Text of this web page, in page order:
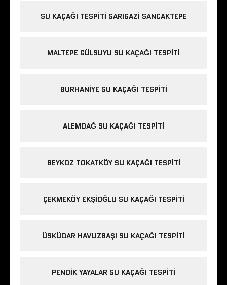
SU KAÇAĞI TESPITI SARIGAZI SANCAKTEPE
MALTEPE GÜLSUYU SU KAÇAĞI TESPITI
BURHANIYE SU KAÇAĞI TESPITI
ALEMDAĞ SU KAÇAĞI TESPITI
BEYKOZ TOKATKÖY SU KAÇAĞI TESPITI
ÇEKMEKÖY EKŞIOĞLU SU KAÇAĞI TESPITI
ÜSKÜDAR HAVUZBAŞI SU KAÇAĞI TESPITI
PENDIK YAYALAR SU KAÇAĞI TESPITI